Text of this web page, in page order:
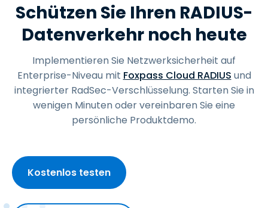
Schützen Sie Ihren RADIUS-
Datenverkehr noch heute
Implementieren Sie Netzwerksicherheit auf
Enterprise-Niveau mit Foxpass Cloud RADIUS und
integrierter RadSec-Verschlüsselung. Starten Sie in
wenigen Minuten oder vereinbaren Sie eine
persönliche Produktdemo.
Kostenlos testen